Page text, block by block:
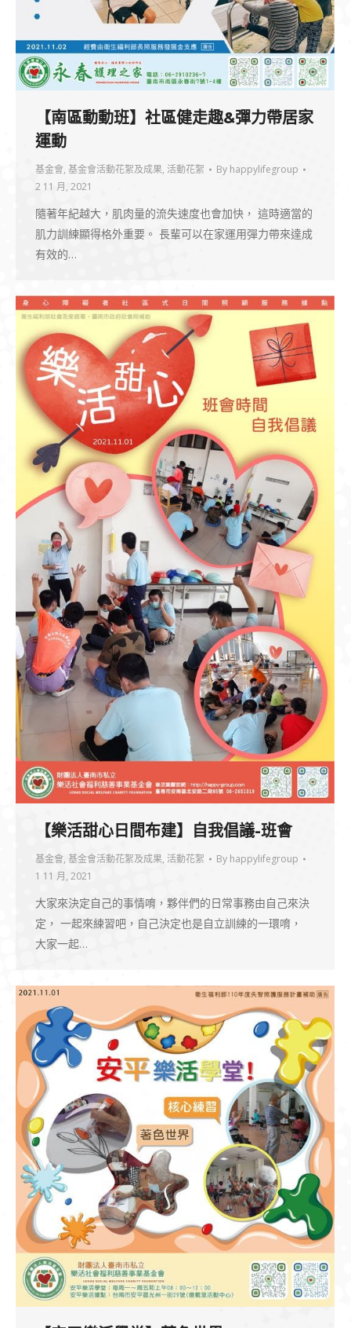
【南區動動班】社區健走趣&彈力帶居家
運動
基金會, 基金會活動花絮及成果, 活動花絮 By happylifegroup
2 11 月, 2021
隨著年紀越大，肌肉量的流失速度也會加快， 這時適當的
肌力訓練顯得格外重要。 長輩可以在家運用彈力帶來達成
有效的…
【樂活甜心日間布建】自我倡議-班會
基金會, 基金會活動花絮及成果, 活動花絮 By happylifegroup
1 11 月, 2021
大家來決定自己的事情唷，夥伴們的日常事務由自己來決
定， 一起來練習吧，自己決定也是自立訓練的一環唷，
大家一起…